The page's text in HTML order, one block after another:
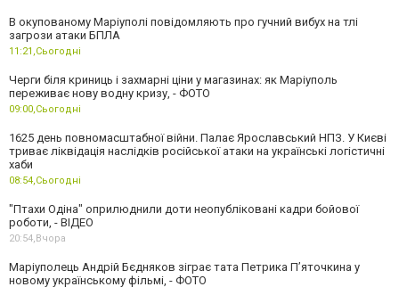
В окупованому Маріуполі повідомляють про гучний вибух на тлі
загрози атаки БПЛА
11:21,Сьогодні
Черги біля криниць і захмарні ціни у магазинах: як Маріуполь
переживає нову водну кризу, - ФОТО
09:00,Сьогодні
1625 день повномасштабної війни. Палає Ярославський НПЗ. У Києві
триває ліквідація наслідків російської атаки на українські логістичні
хаби
08:54,Сьогодні
"Птахи Одіна" оприлюднили доти неопубліковані кадри бойової
роботи, - ВІДЕО
20:54,Вчора
Маріуполець Андрій Бєдняков зіграє тата Петрика П’яточкина у
новому українському фільмі, - ФОТО